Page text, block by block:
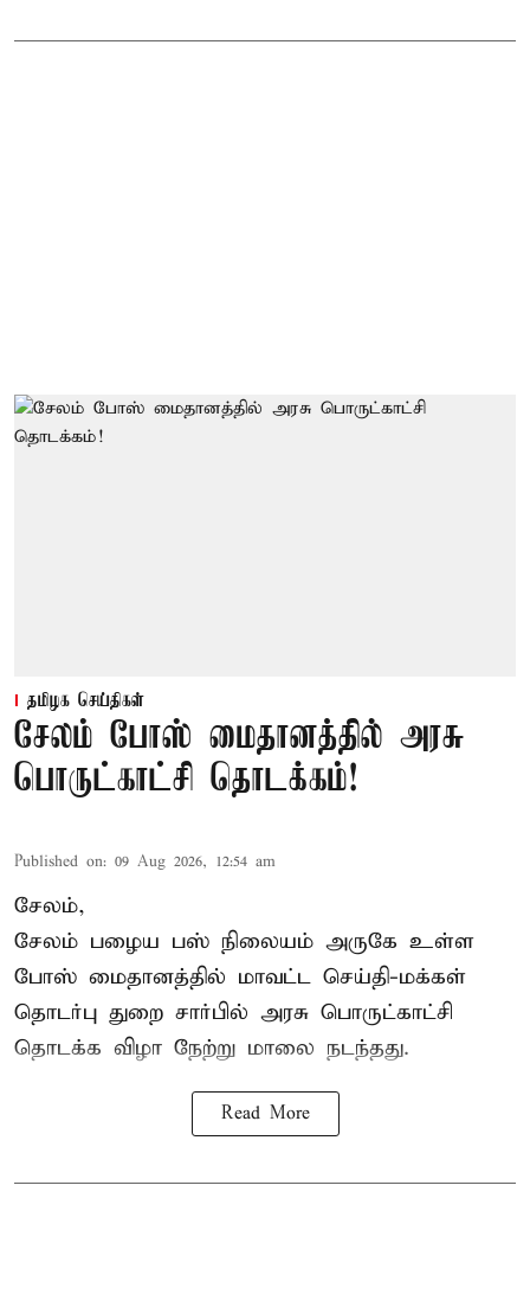
தமிழக செய்திகள்
சேலம் போஸ் மைதானத்தில் அரசு
பொருட்காட்சி தொடக்கம்!
Published on: 09 Aug 2026, 12:54 am
சேலம்,
சேலம் பழைய பஸ் நிலையம் அருகே உள்ள
போஸ் மைதானத்தில் மாவட்ட செய்தி-மக்கள்
தொடர்பு துறை சார்பில் அரசு பொருட்காட்சி
தொடக்க விழா நேற்று மாலை நடந்தது.
Read More